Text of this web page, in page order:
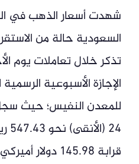
شهدت أسعار الذهب في
السعودية حالة من
تذكر خلال تعاملات يوم
الإجازة الأسبوعية
للمعدن النفيس؛ حيث
قرابة 145.98